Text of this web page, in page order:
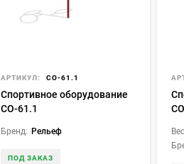
АРТИКУЛ: СО-61.1
Спортивное оборудование
СО-61.1
Бренд: Рельеф
ПОД ЗАКАЗ